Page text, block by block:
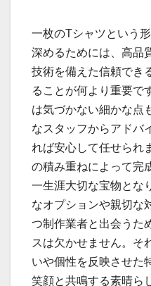
一枚のTシャツという
深めるためには、高品
技術を備えた信頼でき
ることが何より重要で
は気づかない細かな点
なスタッフからアドバ
れば安心して任せられ
の積み重ねによって完
一生涯大切な宝物とな
なオプションや親切な
つ制作業者と出会うた
スは欠かせません。そ
いや個性を反映させた
笑顔と共鳴する素晴ら